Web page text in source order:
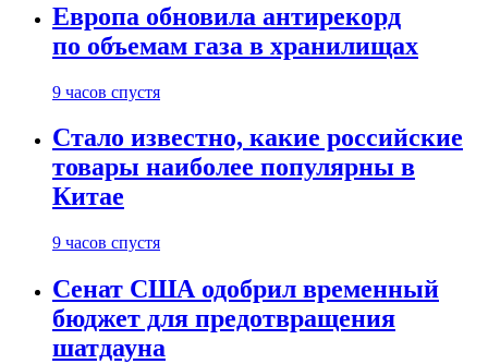
Европа обновила антирекорд
по объемам газа в хранилищах
9 часов спустя
Стало известно, какие российские
товары наиболее популярны в
Китае
9 часов спустя
Сенат США одобрил временный
бюджет для предотвращения
шатдауна